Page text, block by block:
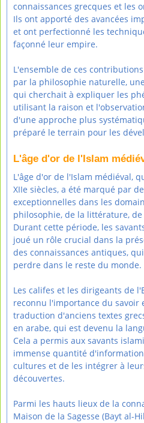
connaissances grecques et les
Ils ont apporté des avancées
et ont perfectionné les
façonné leur empire.
L'ensemble de ces
par la philosophie naturelle,
qui cherchait à expliquer les
utilisant la raison et
d'une approche plus
préparé le terrain pour les
L'âge d'or de l'Islam
L'âge d'or de l'Islam médiéval,
XIIe siècles, a été marqué par
exceptionnelles dans les
philosophie, de la littérature,
Durant cette période, les
joué un rôle crucial dans la
des connaissances antiques,
perdre dans le reste du monde.
Les califes et les dirigeants de
reconnu l'importance du savoir
traduction d'anciens textes
en arabe, qui est devenu la
Cela a permis aux savants
immense quantité
cultures et de les intégrer à
découvertes.
Parmi les hauts lieux de la
Maison de la Sagesse (Bayt al-